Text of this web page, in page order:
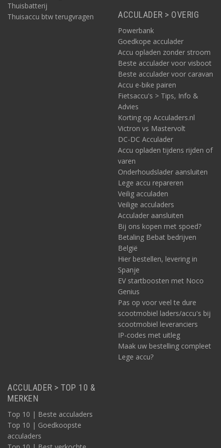
Thuisbatterij
Thuisaccu btw terugvragen
ACCULADER > OVERIG
Powerbank
Goedkope acculader
Accu opladen zonder stroom
Beste acculader voor visboot
Beste acculader voor caravan
Accu e-bike pairen
Fietsaccu's > Tips, Info &
Advies
Korting op Acculaders.nl
Victron vs Mastervolt
DC-DC Acculader
Accu opladen tijdens rijden of
varen
Onderhoudslader aansluiten
Lege accu repareren
Veilig acculaden
Veilige acculaders
Acculader aansluiten
Bij ons kopen met spoed?
Betaling Bebat bedrijven
België
Hier bestellen, levering in
Spanje
EV startboosten met Noco
Genius
Pas op voor veel te dure
scootmobiel laders/accu's bij
scootmobiel leveranciers
IP-codes met uitleg
Maak uw bestelling compleet
Lege accu?
ACCULADER > TOP 10 &
MERKEN
Top 10 | Beste acculaders
Top 10 | Goedkoopste
acculaders